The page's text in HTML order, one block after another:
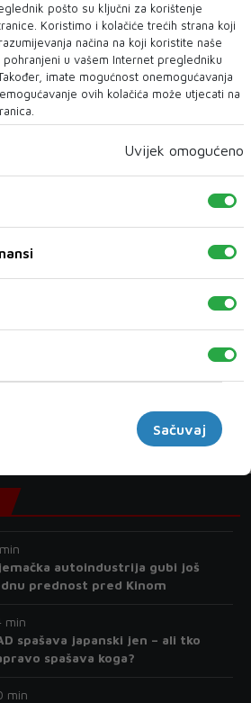
tjedan zaredom
Voda kao izvozni potencijal BiH
pošto su ključni za korištenje
Koristimo i kolačiće trećih strana koji
načina na koji koristite naše
u vašem Internet pregledniku
imate mogućnost onemogućavanja
ovih kolačića može utjecati na
Uvijek omogućeno
Sačuvaj
autoindustrija gubi još
prednost pred Kinom
min
spašava japanski jen – ali tko
spašava koga?
min